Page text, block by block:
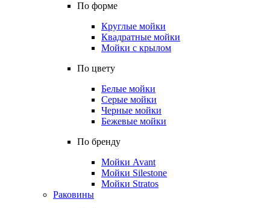
По форме
Круглые мойки
Квадратные мойки
Мойки с крылом
По цвету
Белые мойки
Серые мойки
Черные мойки
Бежевые мойки
По бренду
Мойки Avant
Мойки Silestone
Мойки Stratos
Раковины